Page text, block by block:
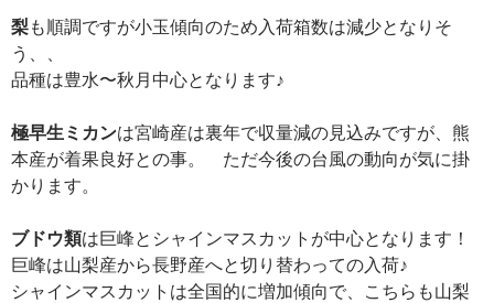
梨も順調ですが小玉傾向のため入荷箱数は減少となりそ
う、、
品種は豊水〜秋月中心となります♪
極早生ミカンは宮崎産は裏年で収量減の見込みですが、熊
本産が着果良好との事。 ただ今後の台風の動向が気に掛
かります。
ブドウ類は巨峰とシャインマスカットが中心となります！
巨峰は山梨産から長野産へと切り替わっての入荷♪
シャインマスカットは全国的に増加傾向で、こちらも山梨